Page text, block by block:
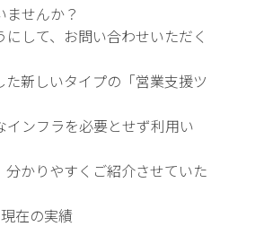
せんか？
して、お問い合わせいただく
新しいタイプの「営業支援ツ
ンフラを必要とせず利用い
かりやすくご紹介させていた
在の実績